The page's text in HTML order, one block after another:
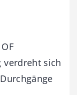
verdreht sich